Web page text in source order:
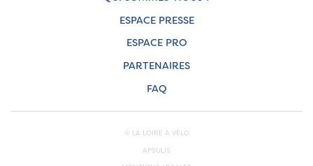
ESPACE PRESSE
ESPACE PRO
PARTENAIRES
FAQ
© LA LOIRE À VÉLO
APSULIS